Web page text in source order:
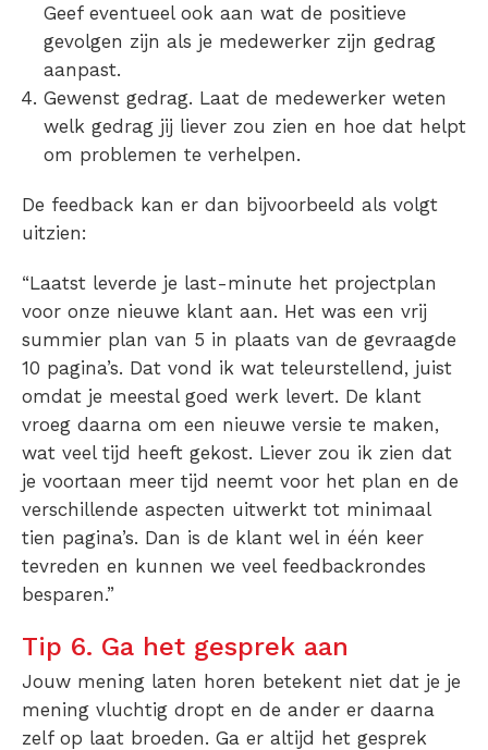
Geef eventueel ook aan wat de positieve
gevolgen zijn als je medewerker zijn gedrag
aanpast.
Gewenst gedrag. Laat de medewerker weten
welk gedrag jij liever zou zien en hoe dat helpt
om problemen te verhelpen.
De feedback kan er dan bijvoorbeeld als volgt
uitzien:
“Laatst leverde je last-minute het projectplan
voor onze nieuwe klant aan. Het was een vrij
summier plan van 5 in plaats van de gevraagde
10 pagina’s. Dat vond ik wat teleurstellend, juist
omdat je meestal goed werk levert. De klant
vroeg daarna om een nieuwe versie te maken,
wat veel tijd heeft gekost. Liever zou ik zien dat
je voortaan meer tijd neemt voor het plan en de
verschillende aspecten uitwerkt tot minimaal
tien pagina’s. Dan is de klant wel in één keer
tevreden en kunnen we veel feedbackrondes
besparen.”
Tip 6. Ga het gesprek aan
Jouw mening laten horen betekent niet dat je je
mening vluchtig dropt en de ander er daarna
zelf op laat broeden. Ga er altijd het gesprek